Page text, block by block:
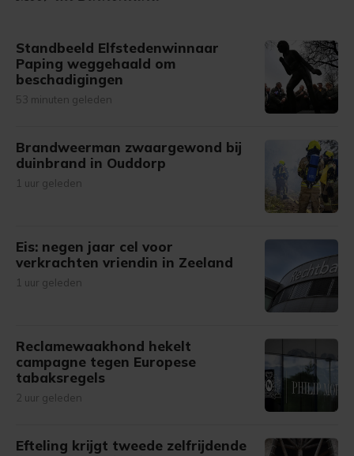
Standbeeld Elfstedenwinnaar
Paping weggehaald om
beschadigingen
53 minuten geleden
Brandweerman zwaargewond bij
duinbrand in Ouddorp
1 uur geleden
Eis: negen jaar cel voor
verkrachten vriendin in Zeeland
1 uur geleden
Reclamewaakhond hekelt
campagne tegen Europese
tabaksregels
2 uur geleden
Efteling krijgt tweede zelfrijdende